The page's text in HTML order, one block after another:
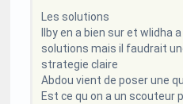
Les solutions
Ilby en a bien sur et wlidha
solutions mais il faudrait
strategie claire
Abdou vient de poser une
Est ce qu on a un scouteur